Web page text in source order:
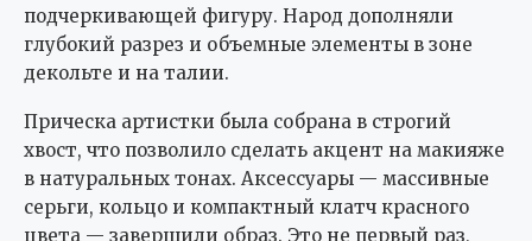
подчеркивающей фигуру. Народ дополняли
глубокий разрез и объемные элементы в зоне
декольте и на талии.
Прическа артистки была собрана в строгий
хвост, что позволило сделать акцент на макияже
в натуральных тонах. Аксессуары — массивные
серьги, кольцо и компактный клатч красного
цвета — завершили образ. Это не первый раз,